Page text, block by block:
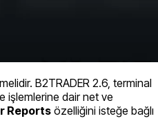
B2TRADER 2.6, terminal
işlemlerine dair net ve
Reportsözelliğini isteğe bağlı